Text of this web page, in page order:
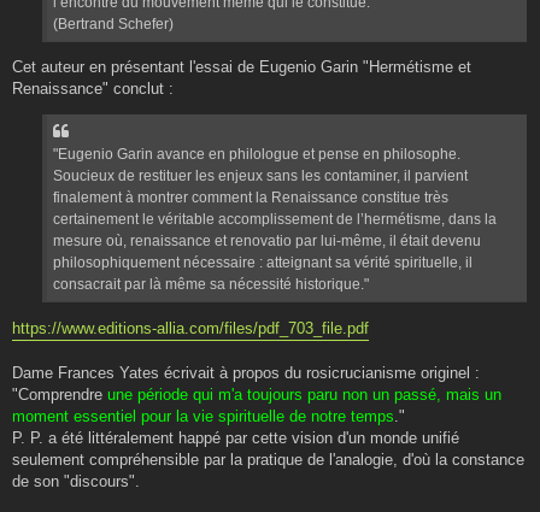
(Bertrand Schefer)
Cet auteur en présentant l'essai de Eugenio Garin "Hermétisme et
Renaissance" conclut :
"Eugenio Garin avance en philologue et pense en philosophe.
Soucieux de restituer les enjeux sans les contaminer, il parvient
finalement à montrer comment la Renaissance constitue très
certainement le véritable accomplissement de l’hermétisme, dans la
mesure où, renaissance et renovatio par lui-même, il était devenu
philosophiquement nécessaire : atteignant sa vérité spirituelle, il
consacrait par là même sa nécessité historique."
https://www.editions-allia.com/files/pdf_703_file.pdf
Dame Frances Yates écrivait à propos du rosicrucianisme originel :
"Comprendre une période qui m'a toujours paru non un passé, mais un
moment essentiel pour la vie spirituelle de notre temps ."
P. P. a été littéralement happé par cette vision d'un monde unifié
seulement compréhensible par la pratique de l'analogie, d'où la constance
de son "discours".